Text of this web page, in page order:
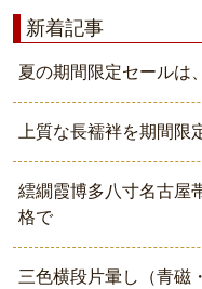
新着記事
夏の期間限定セールは
上質な長襦袢を期間限
繧繝霞博多八寸名古屋
格で
三色横段片暈し（青磁